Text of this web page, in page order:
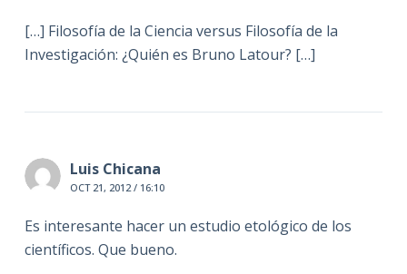
[…] Filosofía de la Ciencia versus Filosofía de la
Investigación: ¿Quién es Bruno Latour? […]
Luis Chicana
OCT 21, 2012 / 16:10
Es interesante hacer un estudio etológico de los
científicos. Que bueno.